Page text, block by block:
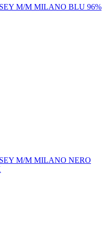
M/M MILANO BLU 96%
M/M MILANO NERO